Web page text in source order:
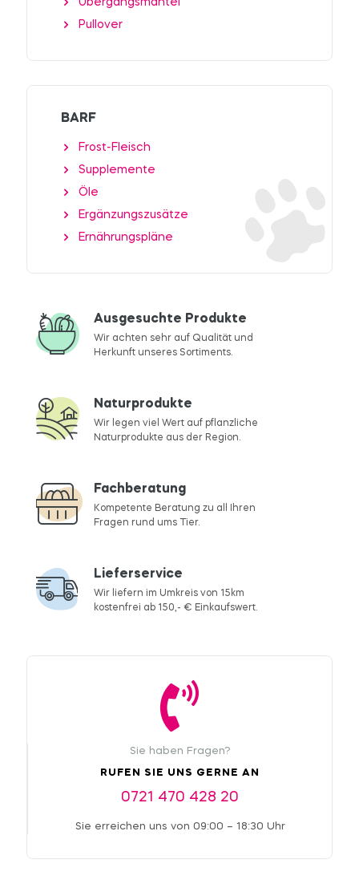
Pullover
BARF
Frost-Fleisch
Supplemente
Öle
Ergänzungszusätze
Ernährungspläne
Ausgesuchte Produkte
Wir achten sehr auf Qualität und
Herkunft unseres Sortiments.
Naturprodukte
Wir legen viel Wert auf pflanzliche
Naturprodukte aus der Region.
Fachberatung
Kompetente Beratung zu all Ihren
Fragen rund ums Tier.
Lieferservice
Wir liefern im Umkreis von 15km
kostenfrei ab 150,- € Einkaufswert.
Sie haben Fragen?
RUFEN SIE UNS GERNE AN
0721 470 428 20
Sie erreichen uns von 09:00 – 18:30 Uhr